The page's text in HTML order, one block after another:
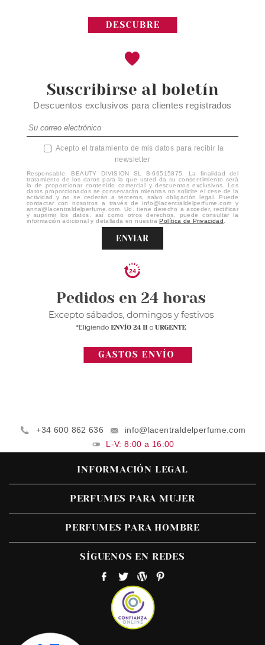
Suscribirse al boletín
Descuentos exclusivos para clientes registrados
Acepto el tratamiento de mis datos para recibir la
newsletter
Responsable: BEAUTY DIVISION SL B-66515875. La finalidad del
tratamiento de los datos para la que usted da su consentimiento será
la de proporcionar contenido comercial y descuentos exclusivos. Los
datos proporcionados se conservarán mientras no solicite el cese de la
actividad y no se cederán a terceros, salvo obligación legal. Puede
contactar con nosotros a través de info@lacentraldelperfume.com y
anna@lacentraldelperfume.com. Ud. tiene derecho a acceder, rectificar
y suprimir los datos, así como otros derechos, puede consultar la
información adicional y detallada en nuestraPolítica de Privacidad
ENVIAR
+34 600 862 636
info@lacentraldelperfume.com
L-V: 8:00 a 16:00
INFORMACIÓN LEGAL
PERFUMES PARA MUJER
PERFUMES PARA HOMBRE
SÍGUENOS EN REDES